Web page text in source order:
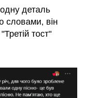
деталь
словами, він
тост"